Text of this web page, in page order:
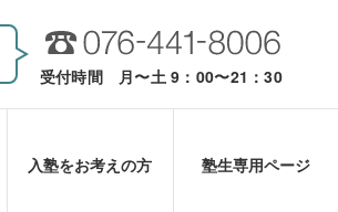
受付時間 月〜土 9：00〜21：30
入塾をお考えの方 塾生専用ページ